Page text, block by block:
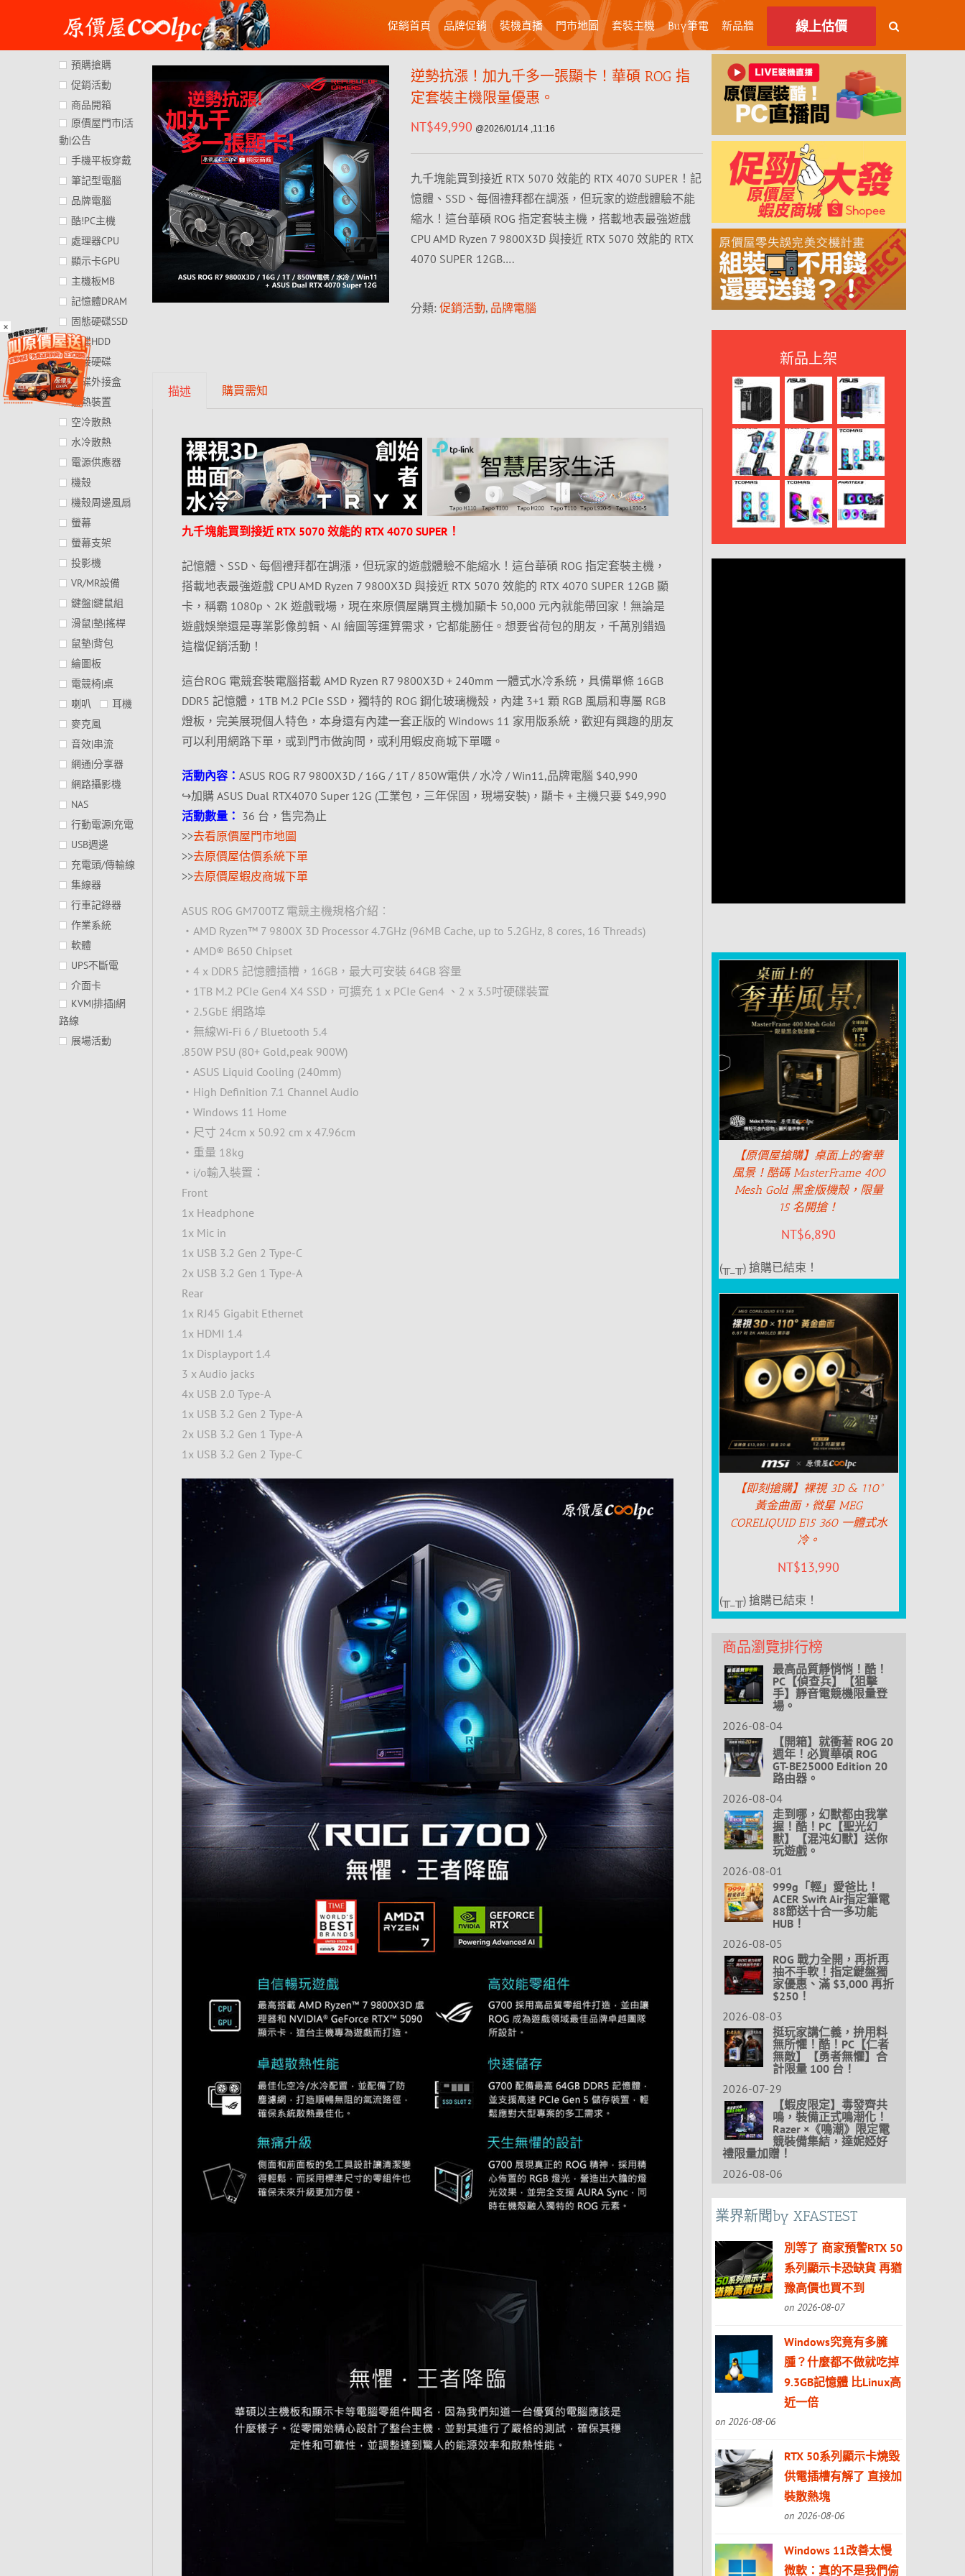
×
content
促銷首頁 品牌促銷 裝機直播 門市地圖 套裝主機 Buy筆電 新品牆 線上估價
逆勢抗漲！加九千多一張顯卡！華碩 ROG 指
定套裝主機限量優惠。
NT$49,990 @2026/01/14 ,11:16
九千塊能買到接近 RTX 5070 效能的 RTX 4070 SUPER！記
憶體、SSD、每個禮拜都在調漲，但玩家的遊戲體驗不能
縮水！這台華碩 ROG 指定套裝主機，搭載地表最強遊戲
CPU AMD Ryzen 7 9800X3D 與接近 RTX 5070 效能的 RTX
4070 SUPER 12GB….
分類: 促銷活動, 品牌電腦
描述 購買需知
九千塊能買到接近 RTX 5070 效能的 RTX 4070 SUPER！
記憶體、SSD、每個禮拜都在調漲，但玩家的遊戲體驗不能縮水！這台華碩 ROG 指定套裝主機，
搭載地表最強遊戲 CPU AMD Ryzen 7 9800X3D 與接近 RTX 5070 效能的 RTX 4070 SUPER 12GB 顯
卡，稱霸 1080p、2K 遊戲戰場，現在來原價屋購買主機加顯卡 50,000 元內就能帶回家！無論是
遊戲娛樂還是專業影像剪輯、AI 繪圖等運算需求，它都能勝任。想要省荷包的朋友，千萬別錯過
這檔促銷活動！
這台ROG 電競套裝電腦搭載 AMD Ryzen R7 9800X3D + 240mm 一體式水冷系統，具備單條 16GB
DDR5 記憶體，1TB M.2 PCIe SSD，獨特的 ROG 鋼化玻璃機殼，內建 3+1 顆 RGB 風扇和專屬 RGB
燈板，完美展現個人特色，本身還有內建一套正版的 Windows 11 家用版系統，歡迎有興趣的朋友
可以利用網路下單，或到門市做詢問，或利用蝦皮商城下單囉。
活動內容： ASUS ROG R7 9800X3D / 16G / 1T / 850W電供 / 水冷 / Win11,品牌電腦 $40,990
↪加購 ASUS Dual RTX4070 Super 12G (工業包，三年保固，現場安裝)，顯卡 + 主機只要 $49,990
活動數量： 36 台，售完為止
>>去看原價屋門市地圖
>>去原價屋估價系統下單
>>去原價屋蝦皮商城下單
ASUS ROG GM700TZ 電競主機規格介紹︰
‧AMD Ryzen™ 7 9800X 3D Processor 4.7GHz (96MB Cache, up to 5.2GHz, 8 cores, 16 Threads)
‧AMD® B650 Chipset
‧4 x DDR5 記憶體插槽，16GB，最大可安裝 64GB 容量
‧1TB M.2 PCIe Gen4 X4 SSD，可擴充 1 x PCIe Gen4 、2 x 3.5吋硬碟裝置
‧2.5GbE 網路埠
‧無線Wi-Fi 6 / Bluetooth 5.4
.850W PSU (80+ Gold,peak 900W)
‧ASUS Liquid Cooling (240mm)
‧High Definition 7.1 Channel Audio
‧Windows 11 Home
‧尺寸 24cm x 50.92 cm x 47.96cm
‧重量 18kg
‧i/o輸入裝置：
Front
1x Headphone
1x Mic in
1x USB 3.2 Gen 2 Type-C
2x USB 3.2 Gen 1 Type-A
Rear
1x RJ45 Gigabit Ethernet
1x HDMI 1.4
1x Displayport 1.4
3 x Audio jacks
4x USB 2.0 Type-A
1x USB 3.2 Gen 2 Type-A
2x USB 3.2 Gen 1 Type-A
1x USB 3.2 Gen 2 Type-C
預購搶購
促銷活動
商品開箱
原價屋門市|活
動|公告
手機平板穿戴
筆記型電腦
品牌電腦
酷!PC主機
處理器CPU
顯示卡GPU
主機板MB
記憶體DRAM
固態硬碟SSD
硬碟HDD
外接硬碟
硬碟外接盒
散熱裝置
空冷散熱
水冷散熱
電源供應器
機殼
機殼周邊風扇
螢幕
螢幕支架
投影機
VR/MR設備
鍵盤|鍵鼠組
滑鼠|墊|搖桿
鼠墊|背包
繪圖板
電競椅|桌
喇叭
耳機
麥克風
音效|串流
網通|分享器
網路攝影機
NAS
行動電源|充電
USB週邊
充電頭/傳輸線
集線器
行車記錄器
作業系統
軟體
UPS不斷電
介面卡
KVM|排插|網
路線
展場活動
新品上架
【原價屋搶購】桌面上的奢華
風景！酷碼 MasterFrame 400
Mesh Gold 黑金版機殼，限量
15 名開搶！
NT$6,890
(╥_╥) 搶購已結束！
【即刻搶購】裸視 3D & 110°
黃金曲面，微星 MEG
CORELIQUID E15 360 一體式水
冷。
NT$13,990
(╥_╥) 搶購已結束！
商品瀏覽排行榜
最高品質靜悄悄！酷！
PC【偵查兵】【狙擊
手】靜音電競機限量登
場。
2026-08-04
【開箱】就衝著 ROG 20
週年！必買華碩 ROG
GT-BE25000 Edition 20
路由器。
2026-08-04
走到哪，幻獸都由我掌
握！酷！PC【聖光幻
獸】【混沌幻獸】送你
玩遊戲。
2026-08-01
999g「輕」愛爸比！
ACER Swift Air指定筆電
88節送十合一多功能
HUB！
2026-08-05
ROG 戰力全開，再折再
抽不手軟！指定鍵盤獨
家優惠、滿 $3,000 再折
$250！
2026-08-03
挺玩家講仁義，拚用料
無所懼！酷！PC【仁者
無敵】【勇者無懼】合
計限量 100 台！
2026-07-29
【蝦皮限定】毒發齊共
鳴，裝備正式鳴潮化！
Razer ×《鳴潮》限定電
競裝備集結，達妮婭好
禮限量加贈！
2026-08-06
業界新聞by XFASTEST
別等了 商家預警RTX 50
系列顯示卡恐缺貨 再猶
豫高價也買不到
on 2026-08-07
Windows究竟有多臃
腫？什麼都不做就吃掉
9.3GB記憶體 比Linux高
近一倍
on 2026-08-06
RTX 50系列顯示卡燒毀
供電插槽有解了 直接加
裝散熱塊
on 2026-08-06
Windows 11改善太慢
微軟：真的不是我們偷